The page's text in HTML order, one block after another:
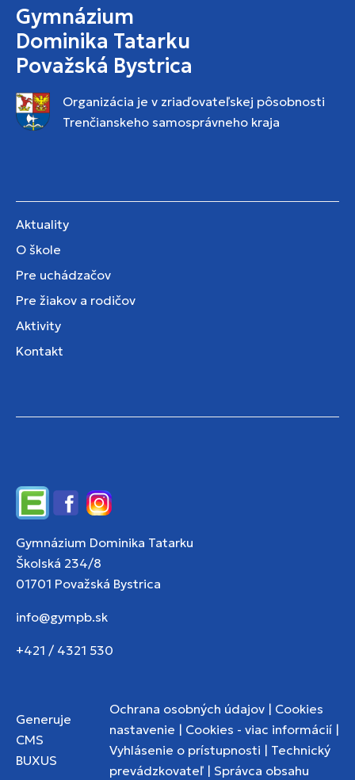
Gymnázium
Dominika Tatarku
Považská Bystrica
Organizácia je v zriaďovateľskej pôsobnosti
Trenčianskeho samosprávneho kraja
Aktuality
O škole
Pre uchádzačov
Pre žiakov a rodičov
Aktivity
Kontakt
EdupageFacebookInstagram
Gymnázium Dominika Tatarku
Školská 234/8
01701 Považská Bystrica
info@gympb.sk
+421 / 4321 530
Generuje
CMS
BUXUS
Ochrana osobných údajov | Cookies
nastavenie | Cookies - viac informácií |
Vyhlásenie o prístupnosti | Technický
prevádzkovateľ | Správca obsahu